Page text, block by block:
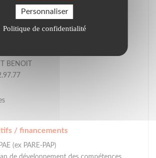
par
BENOIT
/ financements
(ex PARE-PAP)
Personnaliser
Politique de confidentialité